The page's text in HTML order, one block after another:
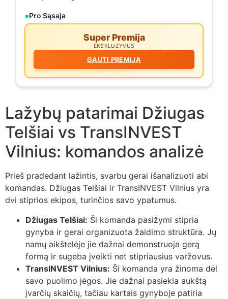
Pro Sąsaja
Super Premija
EKSKLUZYVUS
GAUTI PREMIJĄ
Lažybų patarimai Džiugas
Telšiai vs TransINVEST
Vilnius: komandos analizė
Prieš pradedant lažintis, svarbu gerai išanalizuoti abi
komandas. Džiugas Telšiai ir TransINVEST Vilnius yra
dvi stiprios ekipos, turinčios savo ypatumus.
Džiugas Telšiai: Ši komanda pasižymi stipria
gynyba ir gerai organizuota žaidimo struktūra. Jų
namų aikštelėje jie dažnai demonstruoja gerą
formą ir sugeba įveikti net stipriausius varžovus.
TransINVEST Vilnius: Ši komanda yra žinoma dėl
savo puolimo jėgos. Jie dažnai pasiekia aukštą
įvarčių skaičių, tačiau kartais gynyboje patiria